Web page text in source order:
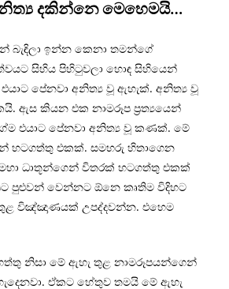
දකින්නෙ මෙහෙමයි…
බැඳිලා ඉන්න කෙනා තමන්ගේ
සිහිය පිහිටුවලා හොඳ සිහියෙන්
පේනවා අනිත්‍ය වූ ඇහැක්. අනිත්‍ය වූ
ඇස කියන එක නාමරූප ප‍්‍රත්‍යයෙන්
එයාට පේනවා අනිත්‍ය වූ කණක්. මේ
හටගත්තු එකක්. සමහරු හිතාගෙන
ධාතූන්ගෙන් විතරක් හටගත්තු එකක්
පුළුවන් වෙන්නට ඕනෙ කෘතිම විදිහට
තුළ විඤ්ඤාණයක් උපද්දවන්න. එහෙම
නිසා මේ ඇහැ තුළ නාමරූපයන්ගෙන්
ඒකට හේතුව තමයි මේ ඇහැ